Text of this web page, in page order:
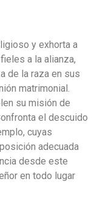
y exhorta a
a la alianza,
de la raza en sus
matrimonial.
su misión de
el descuido
cuyas
adecuada
desde este
en todo lugar